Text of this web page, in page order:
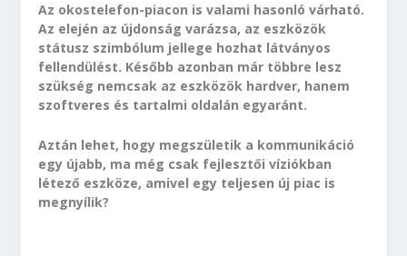
Az okostelefon-piacon is valami hasonló várható.
Az elején az újdonság varázsa, az eszközök
státusz szimbólum jellege hozhat látványos
fellendülést. Később azonban már többre lesz
szükség nemcsak az eszközök hardver, hanem
szoftveres és tartalmi oldalán egyaránt.
Aztán lehet, hogy megszületik a kommunikáció
egy újabb, ma még csak fejlesztői víziókban
létező eszköze, amivel egy teljesen új piac is
megnyílik?